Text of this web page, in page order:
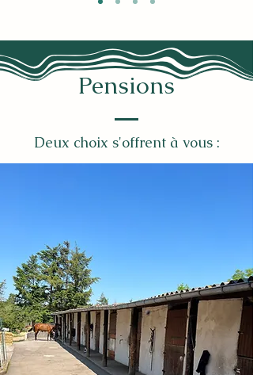
Pensions
Deux choix s'offrent à vous :